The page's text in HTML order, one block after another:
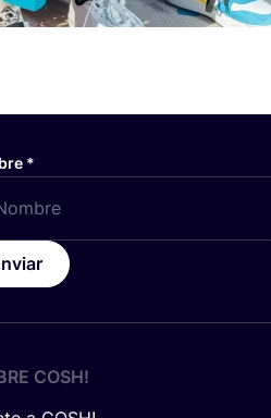
*
COSH!